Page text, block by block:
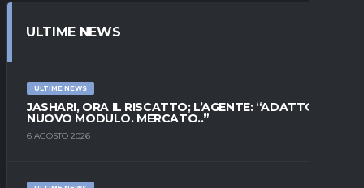
ULTIME NEWS
ULTIME NEWS
JASHARI, ORA IL RISCATTO; L’AGENTE: “ADATTO AL
NUOVO MODULO. MERCATO..”
6 AGOSTO 2026